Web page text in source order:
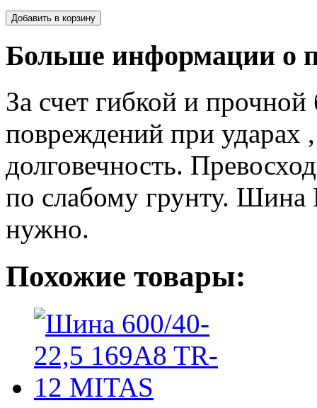
Больше информации о
За счет гибкой и
повреждений при ударах ,
долговечность.
по слабому грунту. Шина
нужно.
Похожие товары: